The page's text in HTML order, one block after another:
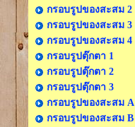
กรอบรูปของสะสม 2
กรอบรูปของสะสม 3
กรอบรูปของสะสม 4
กรอบรูปตุ๊กตา 1
กรอบรูปตุ๊กตา 2
กรอบรูปตุ๊กตา 3
กรอบรูปของสะสม A
กรอบรูปของสะสม B